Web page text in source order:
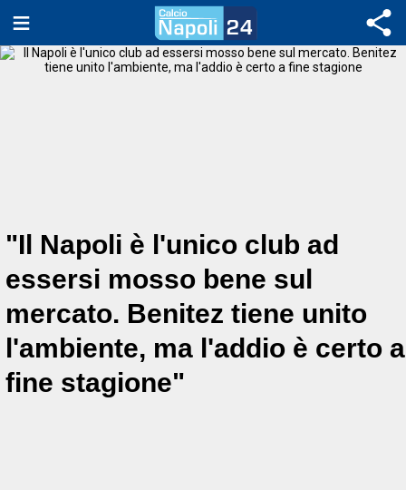
"Il Napoli è l'unico club ad
essersi mosso bene sul
mercato. Benitez tiene unito
l'ambiente, ma l'addio è certo a
fine stagione"